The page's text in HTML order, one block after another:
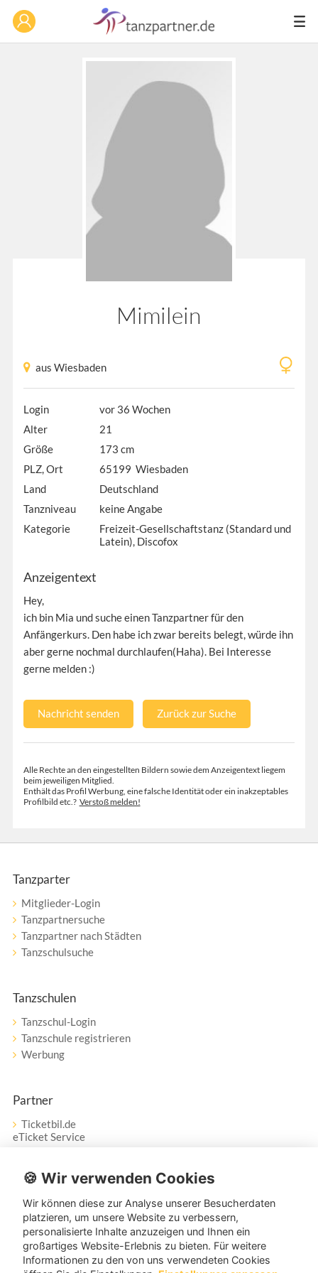
Mimilein
aus Wiesbaden
Login
vor 36 Wochen
Alter
21
Größe
173 cm
PLZ, Ort
65199 Wiesbaden
Land
Deutschland
Tanzniveau
keine Angabe
Kategorie
Freizeit-Gesellschaftstanz (Standard und
Latein), Discofox
Anzeigentext
Hey,
ich bin Mia und suche einen Tanzpartner für den
Anfängerkurs. Den habe ich zwar bereits belegt, würde ihn
aber gerne nochmal durchlaufen(Haha). Bei Interesse
gerne melden :)
Nachricht senden Zurück zur Suche
Alle Rechte an den eingestellten Bildern sowie dem Anzeigentext liegem
beim jeweiligen Mitglied.
Enthält das Profil Werbung, eine falsche Identität oder ein inakzeptables
Profilbild etc.? Verstoß melden!
Tanzparter
Mitglieder-Login
Tanzpartnersuche
Tanzpartner nach Städten
Tanzschulsuche
Tanzschulen
Tanzschul-Login
Tanzschule registrieren
Werbung
Partner
Ticketbil.de
eTicket Service
Vertrag widerrufen
Service
Unser Tanzpartner-Service hilft Ihnen bei Fragen und
Anregungen gerne weiter!
🍪 Wir verwenden Cookies
Wir können diese zur Analyse unserer Besucherdaten
platzieren, um unsere Website zu verbessern,
personalisierte Inhalte anzuzeigen und Ihnen ein
großartiges Website-Erlebnis zu bieten. Für weitere
Informationen zu den von uns verwendeten Cookies